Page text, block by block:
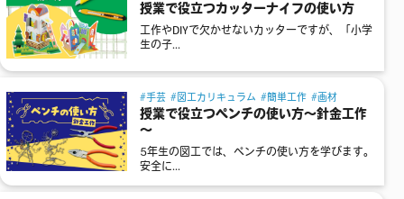
授業で役立つカッターナイフの使い方
工作やDIYで欠かせないカッターですが、「小学
生の子...
手芸 図工カリキュラム 簡単工作 画材
授業で役立つペンチの使い方～針金工作
～
5年生の図工では、ペンチの使い方を学びます。
安全に...